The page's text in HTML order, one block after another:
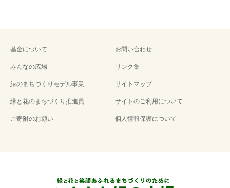
基金について
みんなの広場
緑のまちづくりモデル事業
緑と花のまちづくり推進員
ご寄附のお願い
お問い合わせ
リンク集
サイトマップ
サイトのご利用について
個人情報保護について